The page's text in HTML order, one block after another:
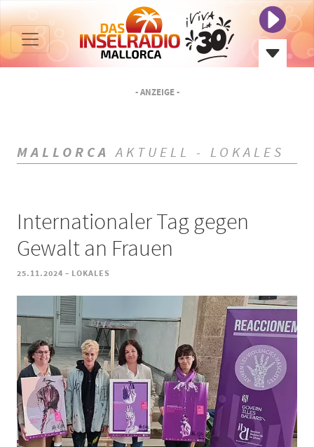
- ANZEIGE -
MALLORCA AKTUELL - LOKALES
Internationaler Tag gegen
Gewalt an Frauen
25.11.2024 - LOKALES